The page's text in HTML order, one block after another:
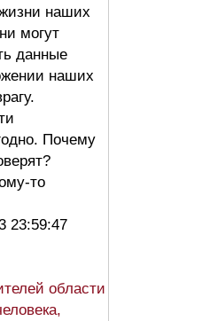
наших
могут
данные
наших
Почему
то
23:59:47
области